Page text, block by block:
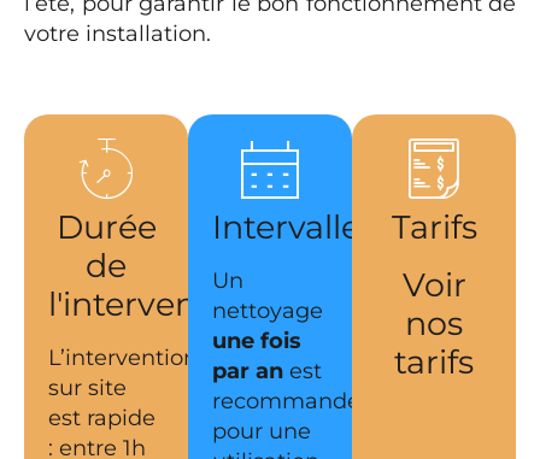
votre installation.
Durée
de
l'intervention
L’intervention
sur site
est rapide
: entre 1h
Intervalles
Un
nettoyage
une fois
par an est
recommandé
pour une
Tarifs
Voir
nos
tarifs